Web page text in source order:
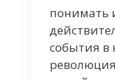
понимать
события в